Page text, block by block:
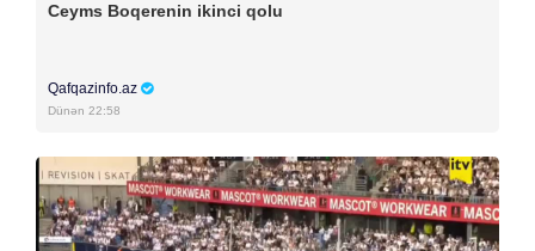
Ceyms Boqerenin ikinci qolu
Qafqazinfo.az
Dünən 22:58